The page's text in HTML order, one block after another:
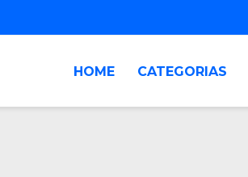
HOME CATEGORIAS